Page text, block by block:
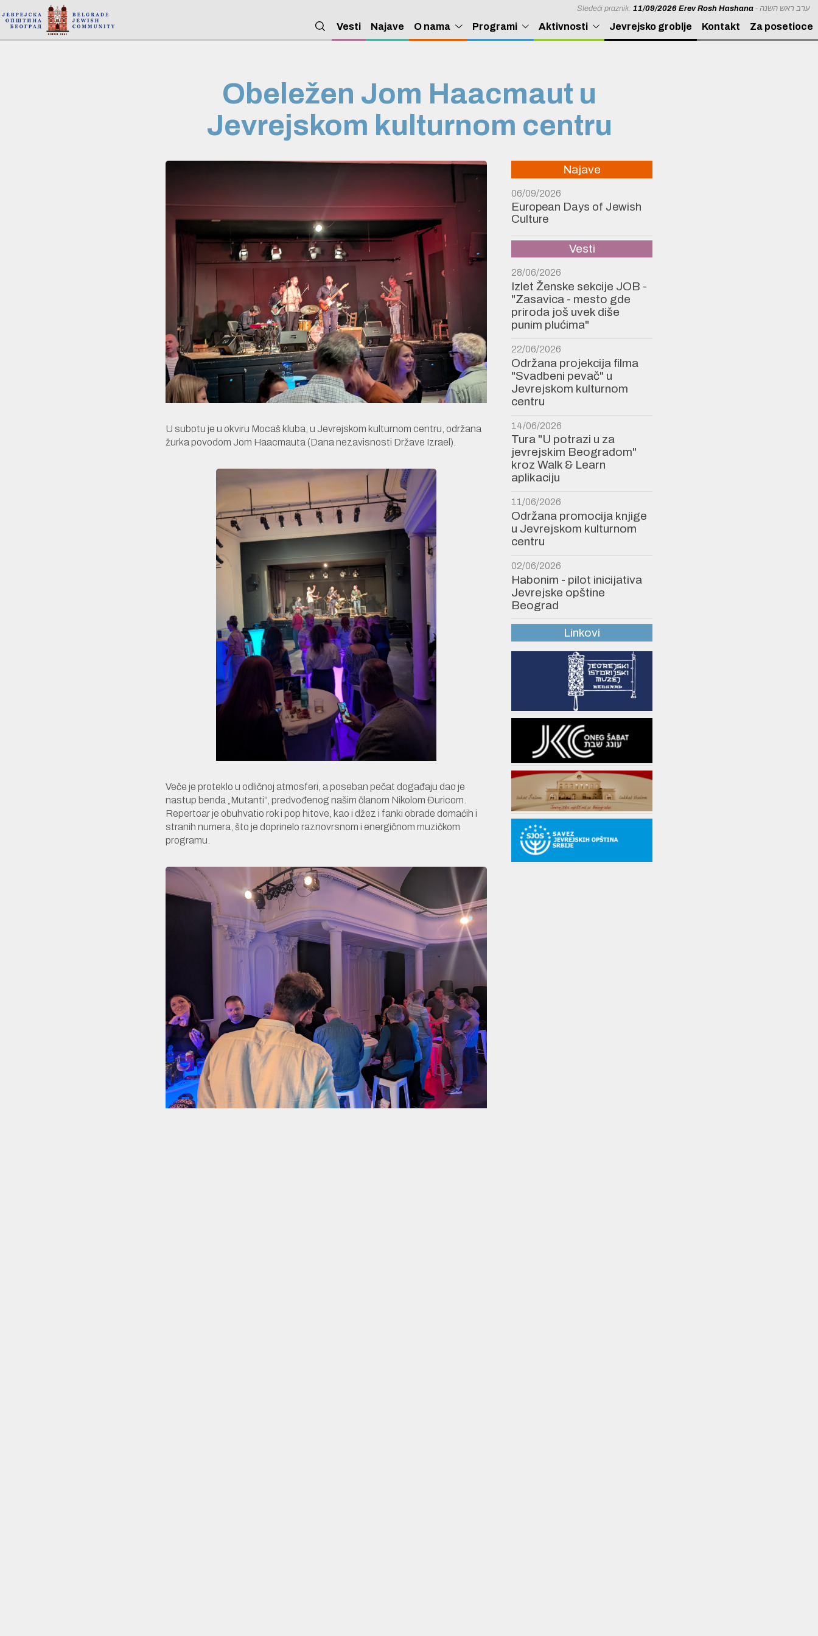
Sledeći praznik:11/09/2026 Erev Rosh Hashana - ערב ראש השנה
Vesti Najave O nama Programi Aktivnosti Jevrejsko groblje Kontakt Za posetioce
Obeležen Jom Haacmaut u
Jevrejskom kulturnom centru
U subotu je u okviru Mocaš kluba, u Jevrejskom kulturnom centru, održana
žurka povodom Jom Haacmauta (Dana nezavisnosti Države Izrael).
Veče je proteklo u odličnoj atmosferi, a poseban pečat događaju dao je
nastup benda „Mutanti“, predvođenog našim članom Nikolom Đuricom.
Repertoar je obuhvatio rok i pop hitove, kao i džez i fanki obrade domaćih i
stranih numera, što je doprinelo raznovrsnom i energičnom muzičkom
programu.
Najave
06/09/2026
European Days of Jewish
Culture
Vesti
28/06/2026
Izlet Ženske sekcije JOB -
"Zasavica - mesto gde
priroda još uvek diše
punim plućima"
22/06/2026
Održana projekcija filma
"Svadbeni pevač" u
Jevrejskom kulturnom
centru
14/06/2026
Tura "U potrazi u za
jevrejskim Beogradom"
kroz Walk & Learn
aplikaciju
11/06/2026
Održana promocija knjige
u Jevrejskom kulturnom
centru
02/06/2026
Habonim - pilot inicijativa
Jevrejske opštine
Beograd
Linkovi